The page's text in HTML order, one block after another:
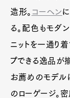
造形。 コーヘン
る。配色もモダ
ニットを一通り
プできる逸品が
お薦めのモデル
のローゲージ。